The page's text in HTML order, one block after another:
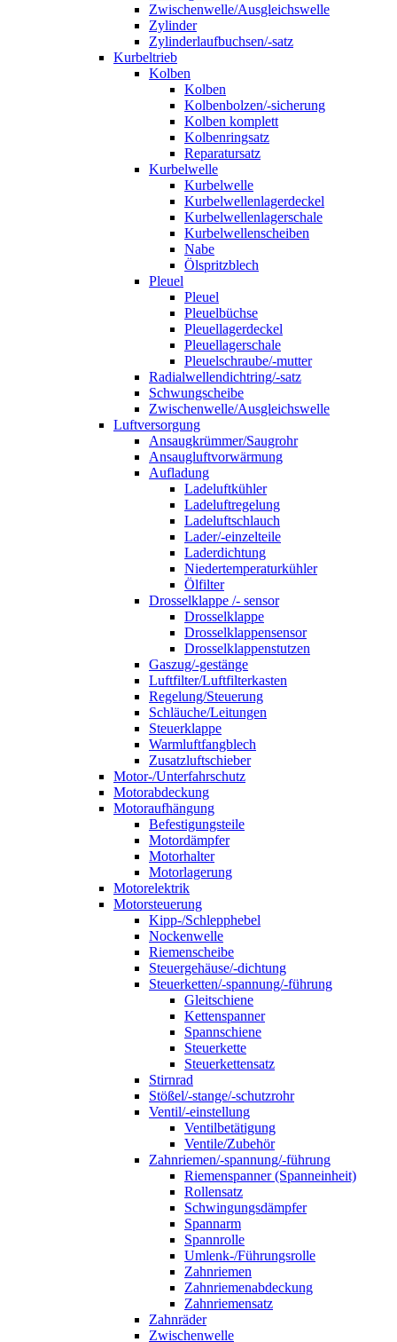
Zwischenwelle/Ausgleichswelle
Zylinder
Zylinderlaufbuchsen/-satz
Kurbeltrieb
Kolben
Kolben
Kolbenbolzen/-sicherung
Kolben komplett
Kolbenringsatz
Reparatursatz
Kurbelwelle
Kurbelwelle
Kurbelwellenlagerdeckel
Kurbelwellenlagerschale
Kurbelwellenscheiben
Nabe
Ölspritzblech
Pleuel
Pleuel
Pleuelbüchse
Pleuellagerdeckel
Pleuellagerschale
Pleuelschraube/-mutter
Radialwellendichtring/-satz
Schwungscheibe
Zwischenwelle/Ausgleichswelle
Luftversorgung
Ansaugkrümmer/Saugrohr
Ansaugluftvorwärmung
Aufladung
Ladeluftkühler
Ladeluftregelung
Ladeluftschlauch
Lader/-einzelteile
Laderdichtung
Niedertemperaturkühler
Ölfilter
Drosselklappe /- sensor
Drosselklappe
Drosselklappensensor
Drosselklappenstutzen
Gaszug/-gestänge
Luftfilter/Luftfilterkasten
Regelung/Steuerung
Schläuche/Leitungen
Steuerklappe
Warmluftfangblech
Zusatzluftschieber
Motor-/Unterfahrschutz
Motorabdeckung
Motoraufhängung
Befestigungsteile
Motordämpfer
Motorhalter
Motorlagerung
Motorelektrik
Motorsteuerung
Kipp-/Schlepphebel
Nockenwelle
Riemenscheibe
Steuergehäuse/-dichtung
Steuerketten/-spannung/-führung
Gleitschiene
Kettenspanner
Spannschiene
Steuerkette
Steuerkettensatz
Stirnrad
Stößel/-stange/-schutzrohr
Ventil/-einstellung
Ventilbetätigung
Ventile/Zubehör
Zahnriemen/-spannung/-führung
Riemenspanner (Spanneinheit)
Rollensatz
Schwingungsdämpfer
Spannarm
Spannrolle
Umlenk-/Führungsrolle
Zahnriemen
Zahnriemenabdeckung
Zahnriemensatz
Zahnräder
Zwischenwelle